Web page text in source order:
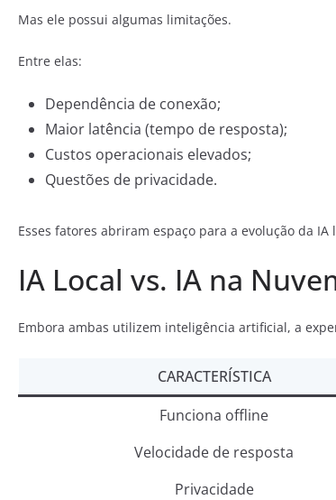
Mas ele possui algumas limitações.
Entre elas:
Dependência de conexão;
Maior latência (tempo de resposta);
Custos operacionais elevados;
Questões de privacidade.
Esses fatores abriram espaço para a evolução da IA
IA Local vs. IA na
Embora ambas utilizem inteligência artificial, a
CARACTERÍSTICA
Funciona offline
Velocidade de resposta
Privacidade